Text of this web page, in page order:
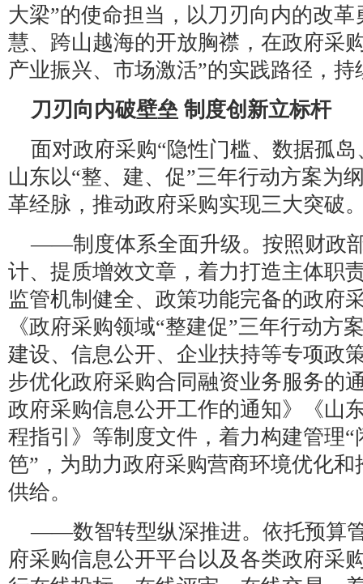
大梁”的使命担当，以刀刃向内的改
慧、跨山越海的开放胸襟，在政府采
产业振兴、市场激活”的实践路径，
刀刃向内破壁垒 制度创新立标杆
面对政府采购“隐性门槛、数据孤
山东以“整、建、促”三年行动方案为
革经脉，推动政府采购实现三大突破
——制度体系全面升级。按照财政
计、提质增效文章，着力打造主体职
监管机制健全、政策功能完备的政府
《政府采购领域“整建促”三年行动方
建设、信息公开、企业扶持等专项政
步优化政府采购合同融资业务服务的
政府采购信息公开工作的通知》《山
程指引》等制度文件，着力构建管理“
笆”，为助力政府采购营商环境优化
供给。
——数智转型纵深推进。依托预算
府采购信息公开平台以及各类政府采